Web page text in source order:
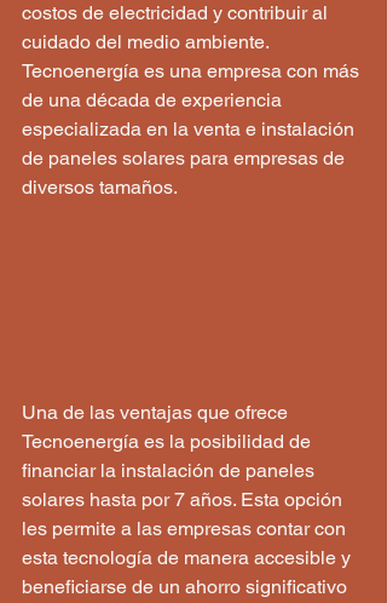
costos de electricidad y contribuir al
cuidado del medio ambiente.
Tecnoenergía es una empresa con más
de una década de experiencia
especializada en la venta e instalación
de paneles solares para empresas de
diversos tamaños.
Una de las ventajas que ofrece
Tecnoenergía es la posibilidad de
financiar la instalación de paneles
solares hasta por 7 años. Esta opción
les permite a las empresas contar con
esta tecnología de manera accesible y
beneficiarse de un ahorro significativo